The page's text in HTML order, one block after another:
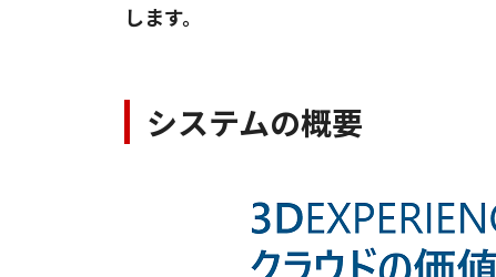
します。
システムの概要